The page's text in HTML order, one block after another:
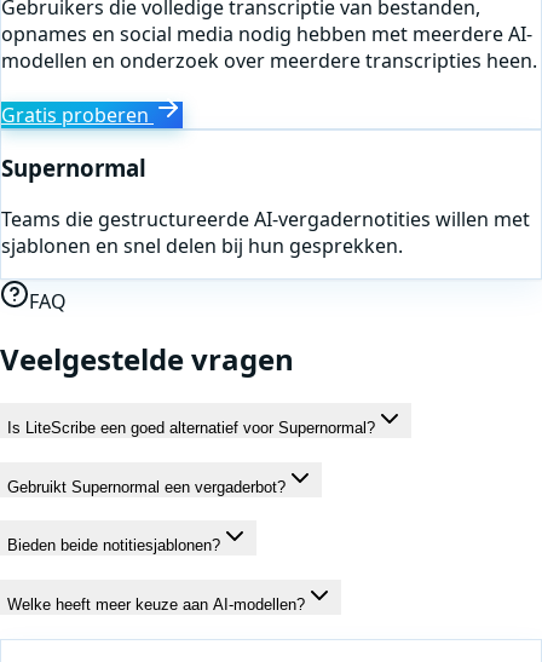
Gebruikers die volledige transcriptie van bestanden,
opnames en social media nodig hebben met meerdere AI-
modellen en onderzoek over meerdere transcripties heen.
Gratis proberen
Supernormal
Teams die gestructureerde AI-vergadernotities willen met
sjablonen en snel delen bij hun gesprekken.
FAQ
Veelgestelde vragen
Is LiteScribe een goed alternatief voor Supernormal?
Gebruikt Supernormal een vergaderbot?
Bieden beide notitiesjablonen?
Welke heeft meer keuze aan AI-modellen?